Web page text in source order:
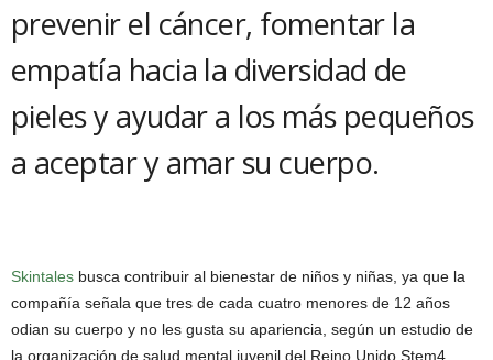
prevenir el cáncer, fomentar la
empatía hacia la diversidad de
pieles y ayudar a los más pequeños
a aceptar y amar su cuerpo.
Skintales busca contribuir al bienestar de niños y niñas, ya que la
compañía señala que tres de cada cuatro menores de 12 años
odian su cuerpo y no les gusta su apariencia, según un estudio de
la organización de salud mental juvenil del Reino Unido Stem4.